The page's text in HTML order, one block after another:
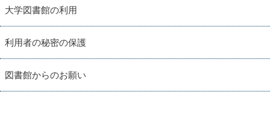
大学図書館の利用
利用者の秘密の保護
図書館からのお願い